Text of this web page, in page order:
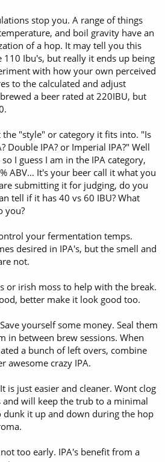
stop you. A range of things
and boil gravity have an
of a hop. It may tell you this
110 Ibu's, but really it ends up being
with how your own perceived
to the calculated and adjust
a beer rated at 220IBU, but
the "style" or category it fits into. "Is
Double IPA? or Imperial IPA?" Well
I guess I am in the IPA category,
ABV… It's your beer call it what you
submitting it for judging, do you
tell if it has 40 vs 60 IBU? What
you?
your fermentation temps.
desired in IPA's, but the smell and
not.
or irish moss to help with the break.
better make it look good too.
yourself some money. Seal them
in between brew sessions. When
a bunch of left overs, combine
awesome crazy IPA.
is just easier and cleaner. Wont clog
will keep the trub to a minimal
dunk it up and down during the hop
too early. IPA's benefit from a